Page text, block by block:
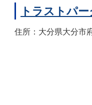
トラストパ
住所：大分県大分市